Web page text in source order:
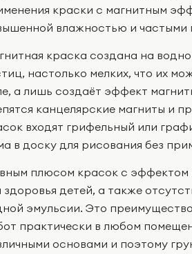
краски с магнитным
влажностью и частыми
краска создана на
настолько мелких, что их
а лишь создаёт эффект
канцелярские магниты и
входят грифельный или
в доску для рисования без
плюсом красок с эффектом
здоровья детей, а также
эмульсии. Это
практически в любом
основами и поэтому